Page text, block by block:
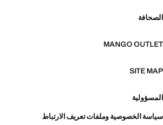
الصحافة
MANGO OUTLET
SITE MAP
المسؤولية
سياسة الخصوصية وملفات تعريف الارتباط